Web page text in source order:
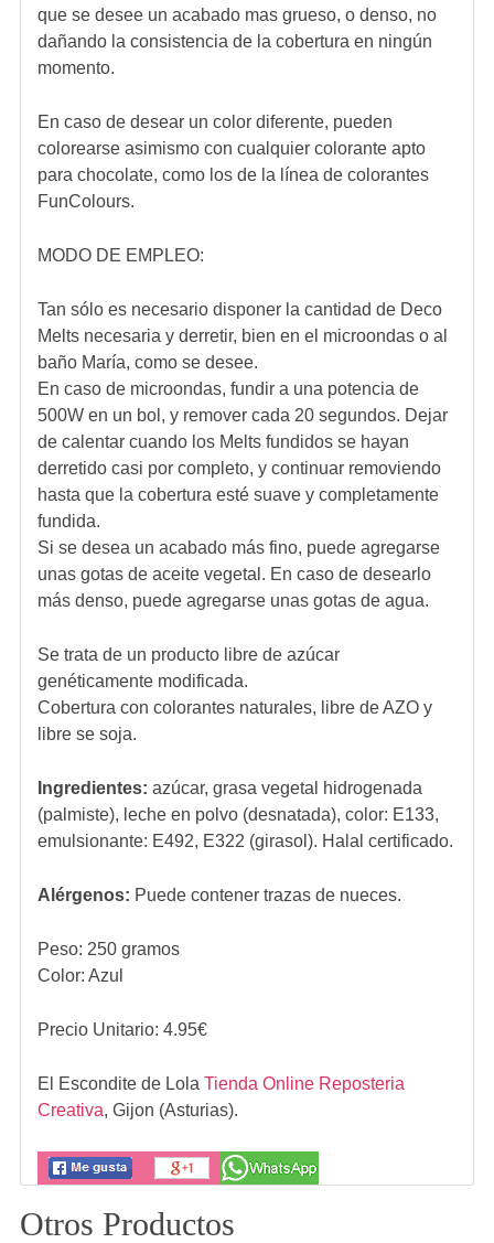
que se desee un acabado mas grueso, o denso, no
dañando la consistencia de la cobertura en ningún
momento.
En caso de desear un color diferente, pueden
colorearse asimismo con cualquier colorante apto
para chocolate, como los de la línea de colorantes
FunColours.
MODO DE EMPLEO:
Tan sólo es necesario disponer la cantidad de Deco
Melts necesaria y derretir, bien en el microondas o al
baño María, como se desee.
En caso de microondas, fundir a una potencia de
500W en un bol, y remover cada 20 segundos. Dejar
de calentar cuando los Melts fundidos se hayan
derretido casi por completo, y continuar removiendo
hasta que la cobertura esté suave y completamente
fundida.
Si se desea un acabado más fino, puede agregarse
unas gotas de aceite vegetal. En caso de desearlo
más denso, puede agregarse unas gotas de agua.
Se trata de un producto libre de azúcar
genéticamente modificada.
Cobertura con colorantes naturales, libre de AZO y
libre se soja.
Ingredientes: azúcar, grasa vegetal hidrogenada
(palmiste), leche en polvo (desnatada), color: E133,
emulsionante: E492, E322 (girasol). Halal certificado.
Alérgenos: Puede contener trazas de nueces.
Peso: 250 gramos
Color: Azul
Precio Unitario: 4.95€
El Escondite de Lola Tienda Online Reposteria
Creativa, Gijon (Asturias).
Otros Productos